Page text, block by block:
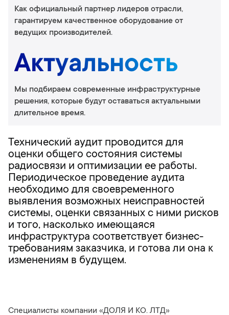
Как официальный партнер лидеров отрасли,
гарантируем качественное оборудование от
ведущих производителей.
Актуальность
Мы подбираем современные инфраструктурные
решения, которые будут оставаться актуальными
длительное время.
Технический аудит проводится для
оценки общего состояния системы
радиосвязи и оптимизации ее работы.
Периодическое проведение аудита
необходимо для своевременного
выявления возможных неисправностей
системы, оценки связанных с ними рисков
и того, насколько имеющаяся
инфраструктура соответствует бизнес-
требованиям заказчика, и готова ли она к
изменениям в будущем.
Специалисты компании «ДОЛЯ И КО. ЛТД»